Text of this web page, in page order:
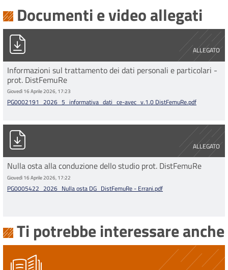
Documenti e video allegati
ALLEGATO
PG0002191_2026_5_informativa_dati_ce-avec_v.1.0
Informazioni sul trattamento dei dati personali e particolari -
prot. DistFemuRe
Giovedì 16 Aprile 2026, 17:23
PG0002191_2026_5_informativa_dati_ce-avec_v.1.0 DistFemuRe.pdf
ALLEGATO
PG0005422_2026_Nulla osta DG_DistFemuRe - Errani.pdf
Nulla osta alla conduzione dello studio prot. DistFemuRe
Giovedì 16 Aprile 2026, 17:22
PG0005422_2026_Nulla osta DG_DistFemuRe - Errani.pdf
Ti potrebbe interessare anche